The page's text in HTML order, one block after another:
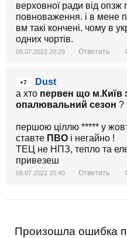
верховної ради від опзж
повноваження. і в мене
вм такі кончені. чому в
одних чортів.
08.07.2022 20:29 Ответить
+7
Dust
а хто первен що м.Київ
опалювальний сезон ?
першою ціллю ***** у
ставте ПВО і негайно !
ТЕЦ не НПЗ, тепло та
привезеш
08.07.2022 20:40 Ответить
Произошла ошибка